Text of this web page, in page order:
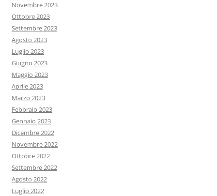
Novembre 2023
Ottobre 2023
Settembre 2023
Agosto 2023
Luglio 2023
Giugno 2023
Maggio 2023
Aprile 2023
Marzo 2023
Febbraio 2023
Gennaio 2023
Dicembre 2022
Novembre 2022
Ottobre 2022
Settembre 2022
Agosto 2022
Luglio 2022